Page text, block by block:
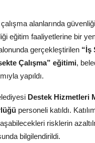
alanlarında
eğitim faaliyetlerine bir
gerçekleştirilen “İş
Çalışma” eğitimi,
yapıldı.
Destek Hizmetleri
personeli katıldı.
risklerin
bilgilendirildi.